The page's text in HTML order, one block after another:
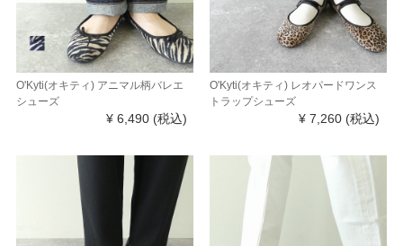
O'Kyti(オキティ) アニマル柄バレエ
シューズ
¥ 6,490 (税込)
O'Kyti(オキティ) レオパードワンス
トラップシューズ
¥ 7,260 (税込)